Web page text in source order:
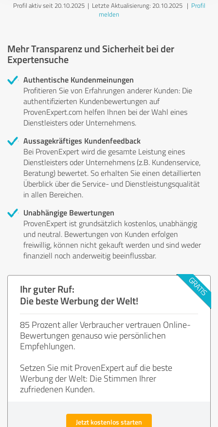
Profil aktiv seit 20.10.2025 | Letzte Aktualisierung: 20.10.2025| Profil
melden
Mehr Transparenz und Sicherheit bei der
Expertensuche
Authentische Kundenmeinungen
Profitieren Sie von Erfahrungen anderer Kunden: Die
authentifizierten Kundenbewertungen auf
ProvenExpert.com helfen Ihnen bei der Wahl eines
Dienstleisters oder Unternehmens.
Aussagekräftiges Kundenfeedback
Bei ProvenExpert wird die gesamte Leistung eines
Dienstleisters oder Unternehmens (z.B. Kundenservice,
Beratung) bewertet. So erhalten Sie einen detaillierten
Überblick über die Service- und Dienstleistungsqualität
in allen Bereichen.
Unabhängige Bewertungen
ProvenExpert ist grundsätzlich kostenlos, unabhängig
und neutral. Bewertungen von Kunden erfolgen
freiwillig, können nicht gekauft werden und sind weder
finanziell noch anderweitig beeinflussbar.
Ihr guter Ruf:
Die beste Werbung der Welt!
85 Prozent aller Verbraucher vertrauen Online-
Bewertungen genauso wie persönlichen
Empfehlungen.
Setzen Sie mit ProvenExpert auf die beste
Werbung der Welt: Die Stimmen Ihrer
zufriedenen Kunden.
Jetzt kostenlos starten